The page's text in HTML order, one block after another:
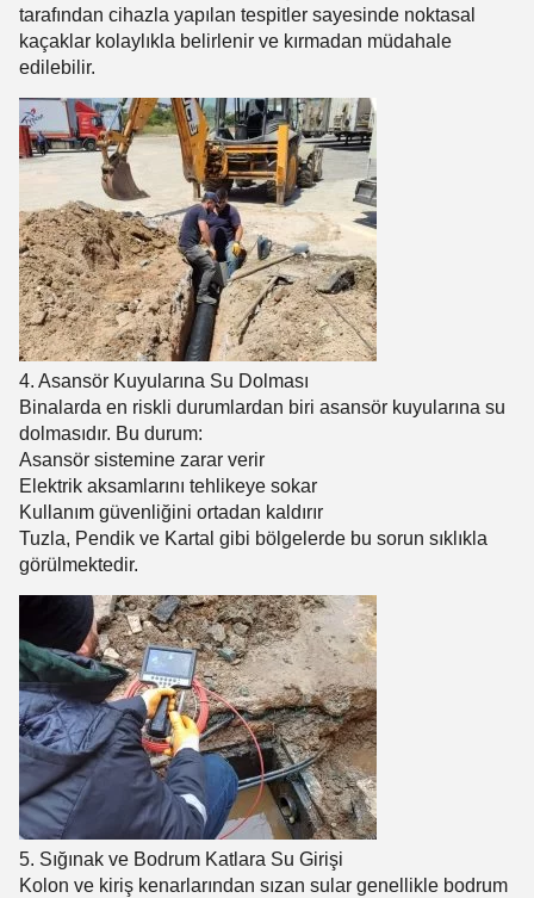
tarafından cihazla yapılan tespitler sayesinde noktasal
kaçaklar kolaylıkla belirlenir ve kırmadan müdahale
edilebilir.
4. Asansör Kuyularına Su Dolması
Binalarda en riskli durumlardan biri asansör kuyularına su
dolmasıdır. Bu durum:
Asansör sistemine zarar verir
Elektrik aksamlarını tehlikeye sokar
Kullanım güvenliğini ortadan kaldırır
Tuzla, Pendik ve Kartal gibi bölgelerde bu sorun sıklıkla
görülmektedir.
5. Sığınak ve Bodrum Katlara Su Girişi
Kolon ve kiriş kenarlarından sızan sular genellikle bodrum